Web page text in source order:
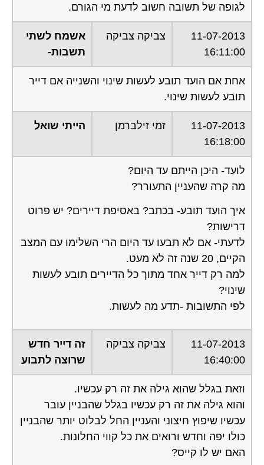
לגופה של תשובה חשוב לדעת מי הגורם.
11-07-2013
16:11:00
צביקה צביקה
אשמח לשתי
תשבות-
אחת אם הועד תובע לעשות שינוי והשנייה אם דייר
תובע לעשות שינוי.
11-07-2013
16:18:00
זמי זילברמן הייתי שואל
לועד- היכן הייתם עד היום?
מה קרה שהעניין התעורר?
איך הועד תובע- בכתב? באסיפת דיירים? יש פרוט
דרישות?
לדעתי- אם לא תבעו עד היום הרי השלימו עם המצב
הקיים, 20 שנה זה לא מעט.
למה רק דייר אחד מתוך כל הדיירים תובע לעשות
שינוי?
לפי התשובות -תדע מה לעשות.
11-07-2013
16:40:00
צביקה צביקה
זה דייר חדש
שרוצה לתבוע
וזאת בגלל שהוא גילה את זה רק עכשיו.
והוא גילה את זה רק עכשיו בגלל שהבניין עובר
עכשיו שיפוץ חיצוני והעניין החל לבלוט יותר שהבניין
כולו יפה וחדש ורואים את כל קווי החלונות.
האם יש לו קייס?